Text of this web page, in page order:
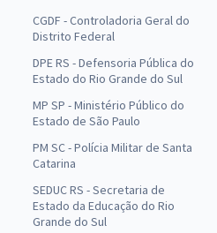
CGDF - Controladoria Geral do
Distrito Federal
DPE RS - Defensoria Pública do
Estado do Rio Grande do Sul
MP SP - Ministério Público do
Estado de São Paulo
PM SC - Polícia Militar de Santa
Catarina
SEDUC RS - Secretaria de
Estado da Educação do Rio
Grande do Sul